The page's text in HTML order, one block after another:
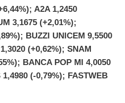
A2A 1,2450
3,1675 (+2,01%);
BUZZI UNICEM 9,5500
(+0,62%); SNAM
BANCA POP MI 4,0050
(-0,79%); FASTWEB